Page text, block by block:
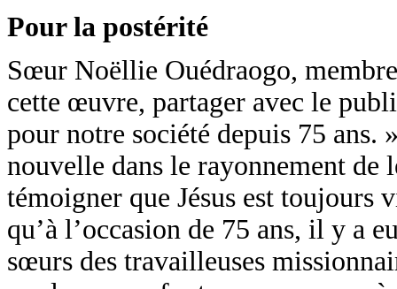
Pour la postérité
Sœur Noëllie Ouédraogo,
cette œuvre, partager avec le
pour notre société depuis 75 ans.
nouvelle dans le rayonnement de
témoigner que Jésus est toujours
qu’à l’occasion de 75 ans, il y a
sœurs des travailleuses